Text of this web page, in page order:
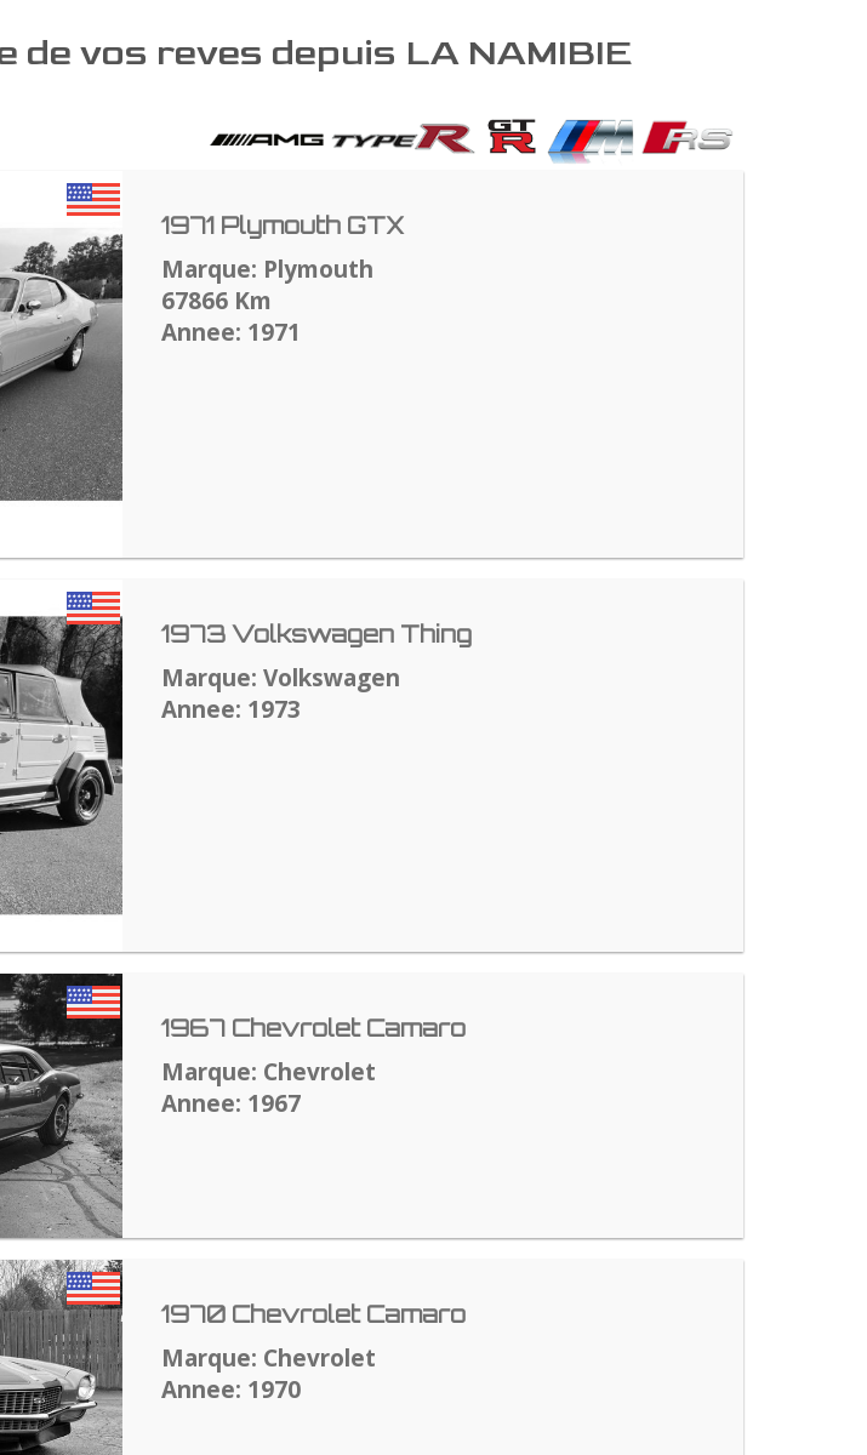
de vos reves depuis LA NAMIBIE
1971 Plymouth GTX
Marque: Plymouth
67866 Km
Annee: 1971
1973 Volkswagen Thing
Marque: Volkswagen
Annee: 1973
1967 Chevrolet Camaro
Marque: Chevrolet
Annee: 1967
1970 Chevrolet Camaro
Marque: Chevrolet
Annee: 1970